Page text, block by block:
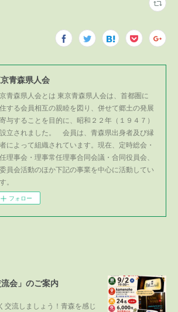
青森県人会
青森県人会とは 東京青森県人会は、首都圏に
する会員相互の親睦を図り、併せて郷土の発展
与することを目的に、昭和２２年（１９４７）
立されました。 会員は、青森県出身者及び縁
によって組織されています。現在、定時総会・
理事会・理事常任理事合同会議・合同役員会、
員会活動のほか下記の事業を中心に活動してい
。
フォロー
会」のご案内
交流しましょう！青森を感じ